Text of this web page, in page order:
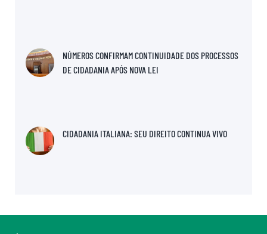
NÚMEROS CONFIRMAM CONTINUIDADE DOS PROCESSOS
DE CIDADANIA APÓS NOVA LEI
CIDADANIA ITALIANA: SEU DIREITO CONTINUA VIVO